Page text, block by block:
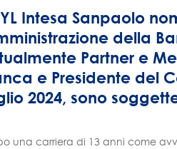
Intesa Sanpaolo
della
Partner e
e Presidente del
2024, sono
una carriera di 13 anni come